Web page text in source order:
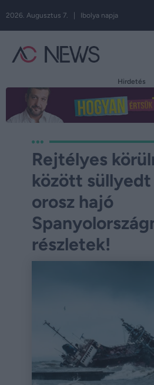
2026. Augusztus 7. | Ibolya napja
Hirdetés
Rejtélyes
között süllyedt
orosz hajó
részletek!